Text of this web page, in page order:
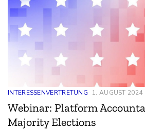
INTERESSENVERTRETUNG 1. AUGUST 2024
Webinar: Platform
Majority Elections